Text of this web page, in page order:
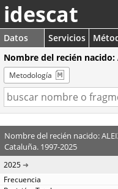
idescat
Datos Servicios
Nombre del recién nacido:
Metodología
Nombre del recién nacido:
Cataluña. 1997-2025
2025